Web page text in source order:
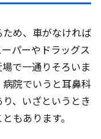
め、車がなければ
パーやドラッグス
で一通りそろいま
院でいうと耳鼻科
、いざというとき
もあります。